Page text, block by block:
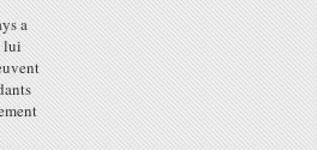
a
lui